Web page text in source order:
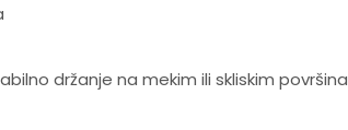
držanje na mekim ili skliskim